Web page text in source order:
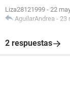
Liza28121999 - 22
AguilarAndrea - 23
2 respuestas